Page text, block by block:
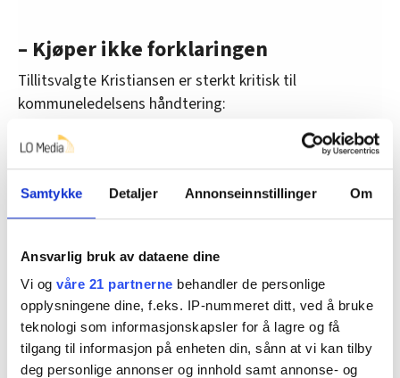
Samtykke Detaljer Annonseinnstillinger Om
Ansvarlig bruk av dataene dine
Vi og våre 21 partnerne behandler de personlige
opplysningene dine, f.eks. IP-nummeret ditt, ved å bruke
teknologi som informasjonskapsler for å lagre og få
tilgang til informasjon på enheten din, sånn at vi kan tilby
deg personlige annonser og innhold samt annonse- og
– Kjøper ikke forklaringen
Tillitsvalgte Kristiansen er sterkt kritisk til
kommuneledelsens håndtering:
– Jeg kjøper ikke denne forklaringen. Det er ikke lagt
fram noe dokumentasjon på at denne brukeren har
vært utagerende grunnet pleiernes hudfarge.
– Dersom dette skulle ha vært et problem, sier loven at
det er kommunens plikt å løse dette med de ansatte
de disponerer. Og ikke sende ut folk som er brunere
enn det andre er, sier Kristiansen til Fagbladet.
Han mener kommunen burde ha beklaget, ryddet opp
og tatt ansvar for det som skjedde med en gang.